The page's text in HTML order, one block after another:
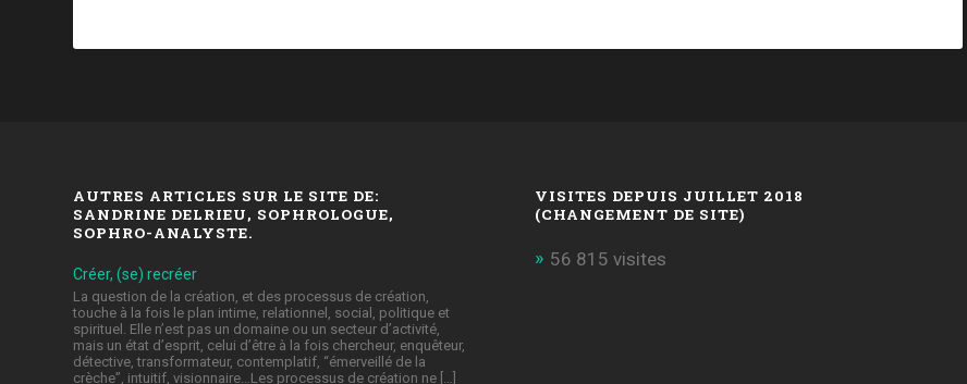
AUTRES ARTICLES SUR LE SITE DE:
SANDRINE DELRIEU, SOPHROLOGUE,
SOPHRO-ANALYSTE.
Créer, (se) recréer
La question de la création, et des processus de création,
touche à la fois le plan intime, relationnel, social, politique et
spirituel. Elle n’est pas un domaine ou un secteur d’activité,
mais un état d’esprit, celui d’être à la fois chercheur, enquêteur,
détective, transformateur, contemplatif, “émerveillé de la
crèche”, intuitif, visionnaire…Les processus de création ne […]
VISITES DEPUIS JUILLET 2018
(CHANGEMENT DE SITE)
56 815 visites